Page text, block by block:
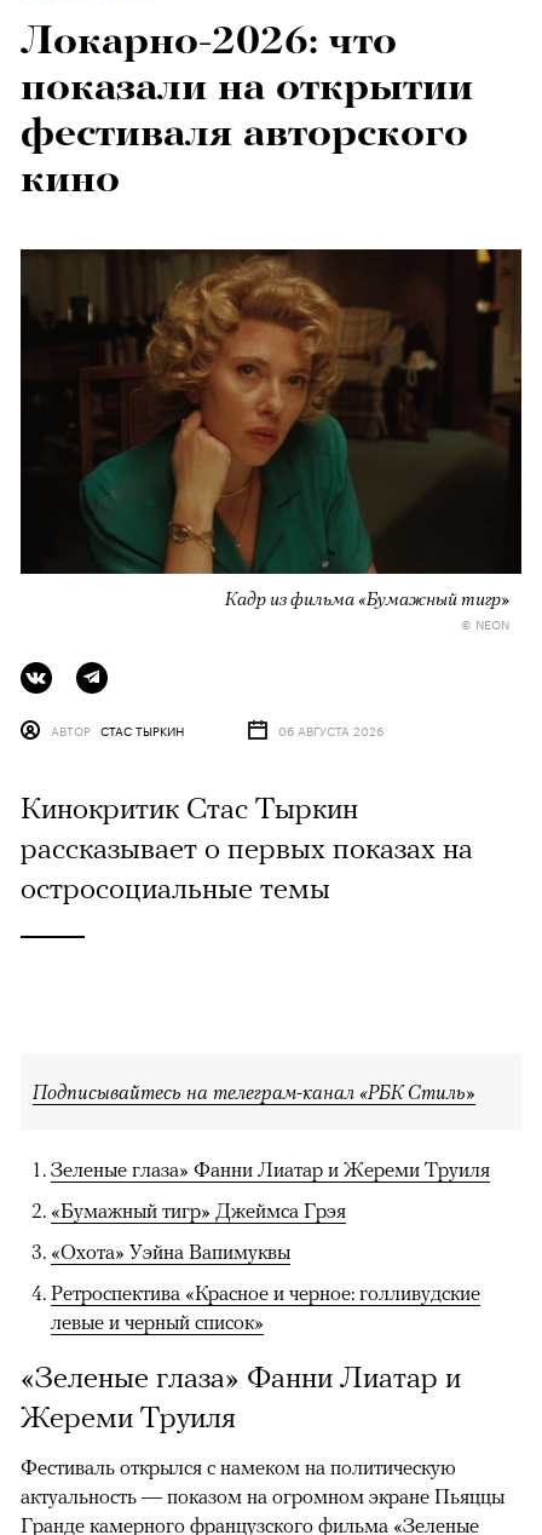
Локарно-2026: что
показали на открытии
фестиваля авторского
кино
Кадр из фильма «Бумажный тигр»
© NEON
АВТОР СТАС ТЫРКИН 06 АВГУСТА 2026
Кинокритик Стас Тыркин
рассказывает о первых показах на
остросоциальные темы
Подписывайтесь на телеграм-канал «РБК Стиль»
Зеленые глаза» Фанни Лиатар и Жереми Труиля
«Бумажный тигр» Джеймса Грэя
«Охота» Уэйна Вапимуквы
Ретроспектива «Красное и черное: голливудские
левые и черный список»
«Зеленые глаза» Фанни Лиатар и
Жереми Труиля
Фестиваль открылся с намеком на политическую
актуальность — показом на огромном экране Пьяццы
Гранде камерного французского фильма «Зеленые